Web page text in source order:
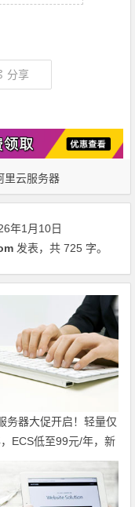
分享
里云服务器
年1月10日
发表，共 725 字。
务器大促开启！轻量仅
ECS低至99元/年，新
享福利！u2i年付3折
第九代c9i/g9i/r9i企业
时特惠，不容错过！